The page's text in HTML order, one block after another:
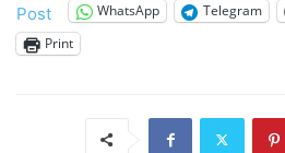
Post WhatsApp Telegram
Print